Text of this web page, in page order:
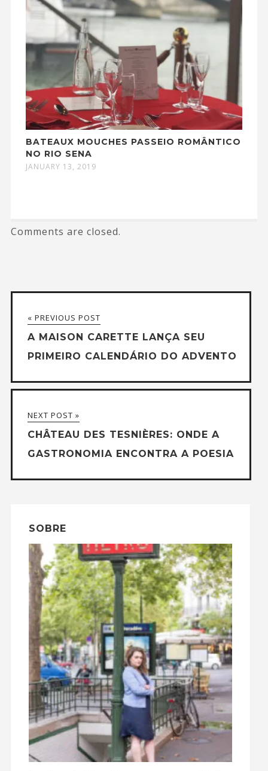
BATEAUX MOUCHES PASSEIO ROMÂNTICO
NO RIO SENA
JANUARY 13, 2019
Comments are closed.
« PREVIOUS POST
A MAISON CARETTE LANÇA SEU
PRIMEIRO CALENDÁRIO DO ADVENTO
NEXT POST »
CHÂTEAU DES TESNIÈRES: ONDE A
GASTRONOMIA ENCONTRA A POESIA
SOBRE